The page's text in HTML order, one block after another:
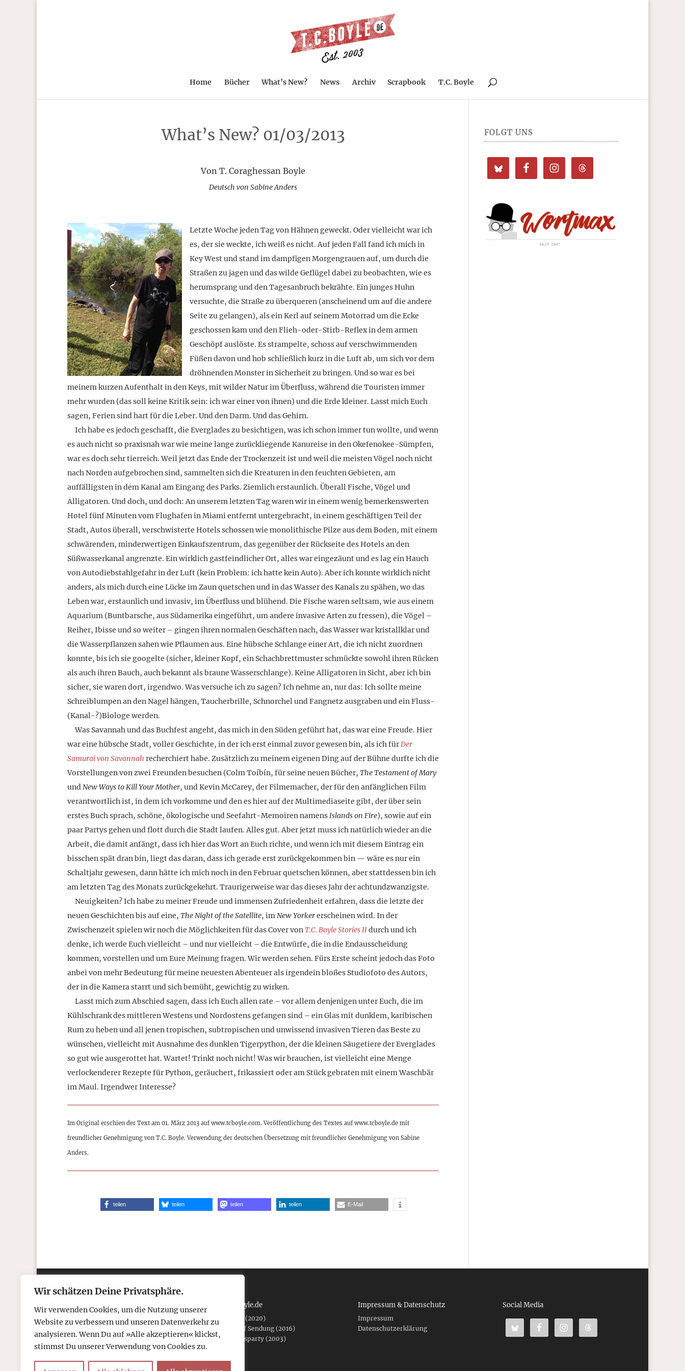
Wir schätzen Deine Privatsphäre.
Wir verwenden Cookies, um die Nutzung unserer
Website zu verbessern und unseren Datenverkehr zu
analysieren. Wenn Du auf »Alle akzeptieren« klickst,
stimmst Du unserer Verwendung von Cookies zu.
Home Bücher What’s New? News Archiv Scrapbook T.C. Boyle
What’s New? 01/03/2013
Von T. Coraghessan Boyle
Deutsch von Sabine Anders
Letzte Woche jeden Tag von Hähnen geweckt. Oder vielleicht war ich
es, der sie weckte, ich weiß es nicht. Auf jeden Fall fand ich mich in
Key West und stand im dampfigen Morgengrauen auf, um durch die
Straßen zu jagen und das wilde Geflügel dabei zu beobachten, wie es
herumsprang und den Tagesanbruch bekrähte. Ein junges Huhn
versuchte, die Straße zu überqueren (anscheinend um auf die andere
Seite zu gelangen), als ein Kerl auf seinem Motorrad um die Ecke
geschossen kam und den Flieh-oder-Stirb-Reflex in dem armen
Geschöpf auslöste. Es strampelte, schoss auf verschwimmenden
Füßen davon und hob schließlich kurz in die Luft ab, um sich vor dem
dröhnenden Monster in Sicherheit zu bringen. Und so war es bei
meinem kurzen Aufenthalt in den Keys, mit wilder Natur im Überfluss, während die Touristen immer
mehr wurden (das soll keine Kritik sein: ich war einer von ihnen) und die Erde kleiner. Lasst mich Euch
sagen, Ferien sind hart für die Leber. Und den Darm. Und das Gehirn.
Ich habe es jedoch geschafft, die Everglades zu besichtigen, was ich schon immer tun wollte, und wenn
es auch nicht so praxisnah war wie meine lange zurückliegende Kanureise in den Okefenokee-Sümpfen,
war es doch sehr tierreich. Weil jetzt das Ende der Trockenzeit ist und weil die meisten Vögel noch nicht
nach Norden aufgebrochen sind, sammelten sich die Kreaturen in den feuchten Gebieten, am
auffälligsten in dem Kanal am Eingang des Parks. Ziemlich erstaunlich. Überall Fische, Vögel und
Alligatoren. Und doch, und doch: An unserem letzten Tag waren wir in einem wenig bemerkenswerten
Hotel fünf Minuten vom Flughafen in Miami entfernt untergebracht, in einem geschäftigen Teil der
Stadt, Autos überall, verschwisterte Hotels schossen wie monolithische Pilze aus dem Boden, mit einem
schwärenden, minderwertigen Einkaufszentrum, das gegenüber der Rückseite des Hotels an den
Süßwasserkanal angrenzte. Ein wirklich gastfeindlicher Ort, alles war eingezäunt und es lag ein Hauch
von Autodiebstahlgefahr in der Luft (kein Problem: ich hatte kein Auto). Aber ich konnte wirklich nicht
anders, als mich durch eine Lücke im Zaun quetschen und in das Wasser des Kanals zu spähen, wo das
Leben war, erstaunlich und invasiv, im Überfluss und blühend. Die Fische waren seltsam, wie aus einem
Aquarium (Buntbarsche, aus Südamerika eingeführt, um andere invasive Arten zu fressen), die Vögel –
Reiher, Ibisse und so weiter – gingen ihren normalen Geschäften nach, das Wasser war kristallklar und
die Wasserpflanzen sahen wie Pflaumen aus. Eine hübsche Schlange einer Art, die ich nicht zuordnen
konnte, bis ich sie googelte (sicher, kleiner Kopf, ein Schachbrettmuster schmückte sowohl ihren Rücken
als auch ihren Bauch, auch bekannt als braune Wasserschlange). Keine Alligatoren in Sicht, aber ich bin
sicher, sie waren dort, irgendwo. Was versuche ich zu sagen? Ich nehme an, nur das: Ich sollte meine
Schreiblumpen an den Nagel hängen, Taucherbrille, Schnorchel und Fangnetz ausgraben und ein Fluss-
(Kanal-?)Biologe werden.
Was Savannah und das Buchfest angeht, das mich in den Süden geführt hat, das war eine Freude. Hier
war eine hübsche Stadt, voller Geschichte, in der ich erst einmal zuvor gewesen bin, als ich fürDer
Samurai von Savannah recherchiert habe. Zusätzlich zu meinem eigenen Ding auf der Bühne durfte ich die
Vorstellungen von zwei Freunden besuchen (Colm Toíbín, für seine neuen Bücher, The Testament of Mary
undNew Ways to Kill Your Mother, und Kevin McCarey, der Filmemacher, der für den anfänglichen Film
verantwortlich ist, in dem ich vorkomme und den es hier auf der Multimediaseite gibt, der über sein
erstes Buch sprach, schöne, ökologische und Seefahrt-Memoiren namensIslands on Fire), sowie auf ein
paar Partys gehen und flott durch die Stadt laufen. Alles gut. Aber jetzt muss ich natürlich wieder an die
Arbeit, die damit anfängt, dass ich hier das Wort an Euch richte, und wenn ich mit diesem Eintrag ein
bisschen spät dran bin, liegt das daran, dass ich gerade erst zurückgekommen bin — wäre es nur ein
Schaltjahr gewesen, dann hätte ich mich noch in den Februar quetschen können, aber stattdessen bin ich
am letzten Tag des Monats zurückgekehrt. Traurigerweise war das dieses Jahr der achtundzwanzigste.
Neuigkeiten? Ich habe zu meiner Freude und immensen Zufriedenheit erfahren, dass die letzte der
neuen Geschichten bis auf eine, The Night of the Satellite, imNew Yorkererscheinen wird. In der
Zwischenzeit spielen wir noch die Möglichkeiten für das Cover vonT.C. Boyle Stories IIdurch und ich
denke, ich werde Euch vielleicht – und nur vielleicht – die Entwürfe, die in die Endausscheidung
kommen, vorstellen und um Eure Meinung fragen. Wir werden sehen. Fürs Erste scheint jedoch das Foto
anbei von mehr Bedeutung für meine neuesten Abenteuer als irgendein bloßes Studiofoto des Autors,
der in die Kamera starrt und sich bemüht, gewichtig zu wirken.
Lasst mich zum Abschied sagen, dass ich Euch allen rate – vor allem denjenigen unter Euch, die im
Kühlschrank des mittleren Westens und Nordostens gefangen sind – ein Glas mit dunklem, karibischen
Rum zu heben und all jenen tropischen, subtropischen und unwissend invasiven Tieren das Beste zu
wünschen, vielleicht mit Ausnahme des dunklen Tigerpython, der die kleinen Säugetiere der Everglades
so gut wie ausgerottet hat. Wartet! Trinkt noch nicht! Was wir brauchen, ist vielleicht eine Menge
verlockenderer Rezepte für Python, geräuchert, frikassiert oder am Stück gebraten mit einem Waschbär
im Maul. Irgendwer Interesse?
Im Original erschien der Text am 01. März 2013 auf www.tcboyle.com. Veröffentlichung des Textes auf www.tcboyle.de mit
freundlicher Genehmigung von T.C. Boyle. Verwendung der deutschen Übersetzung mit freundlicher Genehmigung von Sabine
Anders.
teilen teilen teilen teilen E-Mail
FOLGT UNS
Kontakt
Telefon: 05306 912 418
Über tcboyle.de
Refreshed (2020)
Wieder auf Sendung (2016)
Eröffnungsparty (2003)
Impressum & Datenschutz
Impressum
Datenschutzerklärung
Social Media